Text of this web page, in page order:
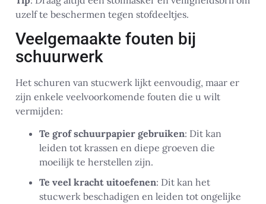
uzelf te beschermen tegen stofdeeltjes.
Veelgemaakte fouten bij
schuurwerk
Het schuren van stucwerk lijkt eenvoudig, maar er
zijn enkele veelvoorkomende fouten die u wilt
vermijden:
Te grof schuurpapier gebruiken: Dit kan
leiden tot krassen en diepe groeven die
moeilijk te herstellen zijn.
Te veel kracht uitoefenen: Dit kan het
stucwerk beschadigen en leiden tot ongelijke